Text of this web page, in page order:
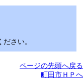
さい。
ページの先頭へ戻る
町田市ＨＰへ